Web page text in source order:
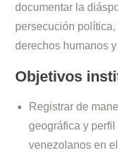
documentar la
persecución
derechos humanos
Objetivos
Registrar de
geográfica y
venezolanos en